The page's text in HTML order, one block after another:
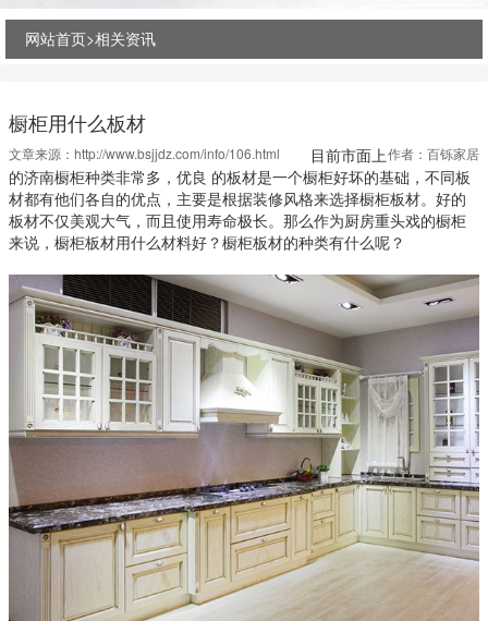
网站首页>相关资讯
橱柜用什么板材
文章来源： http://www.bsjjdz.com/info/106.html 作者：百铄家居
目前市面上
的济南橱柜种类非常多，优良 的板材是一个橱柜好坏的基础，不同板
材都有他们各自的优点，主要是根据装修风格来选择橱柜板材。好的
板材不仅美观大气，而且使用寿命极长。那么作为厨房重头戏的橱柜
来说，橱柜板材用什么材料好？橱柜板材的种类有什么呢？